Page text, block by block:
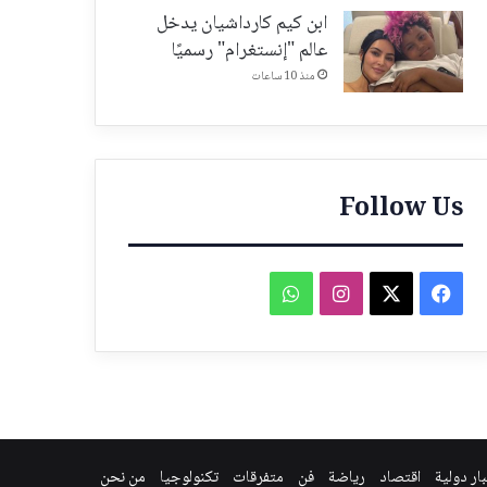
ابن كيم كارداشيان يدخل
عالم "إنستغرام" رسميًا
منذ 10 ساعات
Follow Us
فيسبوك انستقرامواتساب
دولية اقتصاد رياضة فن متفرقات تكنولوجيا من نحن